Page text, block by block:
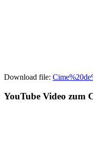
Download file:
YouTube Video zum